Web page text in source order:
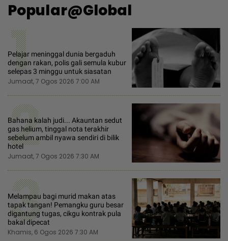
Popular@Global
1
Pelajar meninggal dunia bergaduh
dengan rakan, polis gali semula kubur
selepas 3 minggu untuk siasatan
Jumaat, 7 Ogos 2026 7:00 AM
2
Bahana kalah judi... Akauntan sedut
gas helium, tinggal nota terakhir
sebelum ambil nyawa sendiri di bilik
hotel
Jumaat, 7 Ogos 2026 7:30 AM
3
Melampau bagi murid makan atas
tapak tangan! Pemangku guru besar
digantung tugas, cikgu kontrak pula
bakal dipecat
Khamis, 6 Ogos 2026 7:30 AM